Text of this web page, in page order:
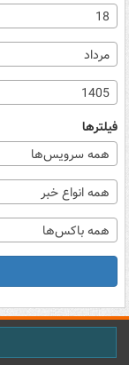
18
مرداد
1405
فیلترها
همه سرویس‌ها
همه انواع خبر
همه باکس‌ها